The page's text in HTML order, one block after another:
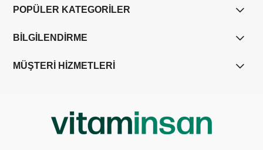
POPÜLER KATEGORİLER
BİLGİLENDİRME
MÜŞTERİ HİZMETLERİ